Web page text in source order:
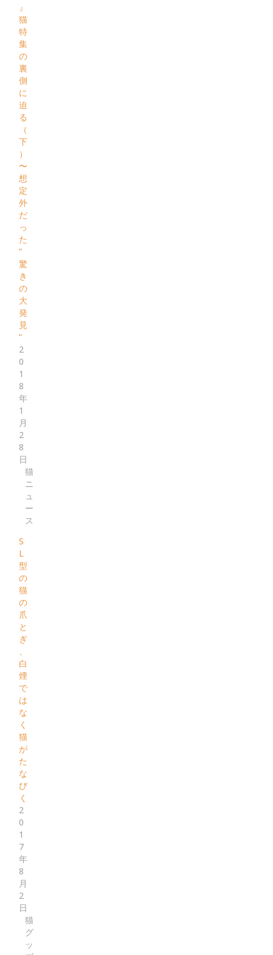
』
猫
特
集
の
裏
側
に
迫
る
（
下
）
〜
想
定
外
だ
っ
た
”
驚
き
の
大
発
見
”
2
0
1
8
年
1
月
2
8
日
猫
ニ
ュ
ー
ス
S
L
型
の
猫
の
爪
と
ぎ
、
白
煙
で
は
な
く
猫
が
た
な
び
く
2
0
1
7
年
8
月
2
日
猫
グ
ッ